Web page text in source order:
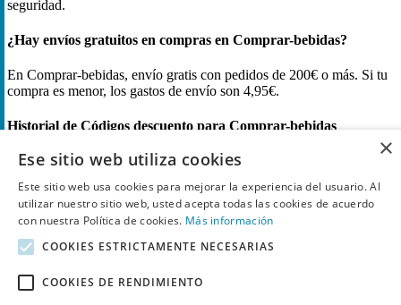
seguridad.
¿Hay envíos gratuitos en compras en Comprar-bebidas?
En Comprar-bebidas, envío gratis con pedidos de 200€ o más. Si tu
compra es menor, los gastos de envío son 4,95€.
Historial de Códigos descuento para Comprar-bebidas
Encuentra aquí el historial de Comprar-bebidas Códigos descuento
Descuento más alto enero (30% descuento) La mayoría Códigos
descuento abril (8)
Descuento en Comprar-bebidas
×
Ese sitio web utiliza cookies
Este sitio web usa cookies para mejorar la experiencia del usuario. Al
utilizar nuestro sitio web, usted acepta todas las cookies de acuerdo
con nuestra Política de cookies. Más información
COOKIES ESTRICTAMENTE NECESARIAS
COOKIES DE RENDIMIENTO